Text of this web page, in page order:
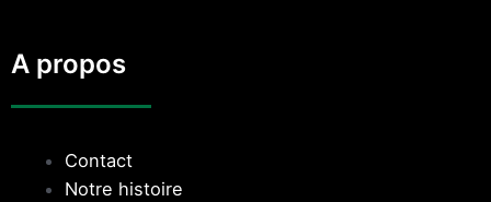
A propos
Contact
Notre histoire